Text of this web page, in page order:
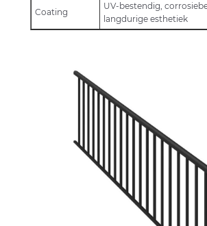
Coating
UV-bestendig,
langdurige esthetiek